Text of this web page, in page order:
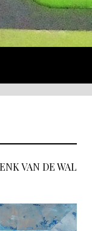
VAN DE WAL